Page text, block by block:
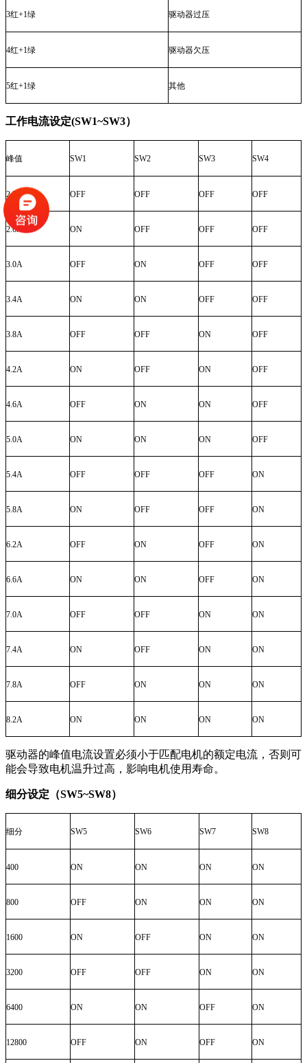
3红+1绿 驱动器过压
4红+1绿 驱动器欠压
5红+1绿 其他
工作电流设定(SW1~SW3）
峰值 SW1 SW2 SW3 SW4
2.2A OFF OFF OFF OFF
2.6A ON OFF OFF OFF
3.0A OFF ON OFF OFF
3.4A ON ON OFF OFF
3.8A OFF OFF ON OFF
4.2A ON OFF ON OFF
4.6A OFF ON ON OFF
5.0A ON ON ON OFF
5.4A OFF OFF OFF ON
5.8A ON OFF OFF ON
6.2A OFF ON OFF ON
6.6A ON ON OFF ON
7.0A OFF OFF ON ON
7.4A ON OFF ON ON
7.8A OFF ON ON ON
8.2A ON ON ON ON
驱动器的峰值电流设置必须小于匹配电机的额定电流，否则可
能会导致电机温升过高，影响电机使用寿命。
细分设定（SW5~SW8）
细分 SW5 SW6 SW7 SW8
400 ON ON ON ON
800 OFF ON ON ON
1600 ON OFF ON ON
3200 OFF OFF ON ON
6400 ON ON OFF ON
12800 OFF ON OFF ON